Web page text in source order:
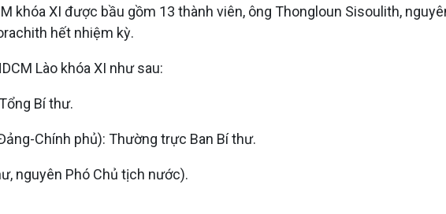
khóa XI được bầu gồm 13 thành viên, ông Thongloun Sisoulith,
hết nhiệm kỳ.
Lào khóa XI như sau:
Bí thư.
Chính phủ): Thường trực Ban Bí thư.
nguyên Phó Chủ tịch nước).